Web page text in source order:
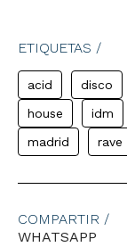
ETIQUETAS /
acid disco
house
idm
madrid
rave
COMPARTIR /
WHATSAPP